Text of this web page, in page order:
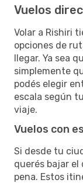
Vuelos
Volar a Rishiri
opciones de
llegar. Ya sea
simplemente
podés elegir
escala según
viaje.
Vuelos con
Si desde tu
querés bajar el
pena. Estos